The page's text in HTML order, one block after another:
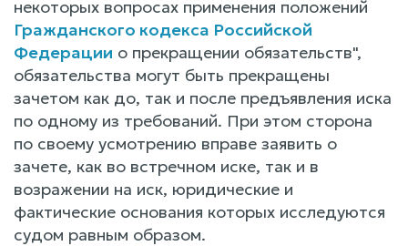
некоторых вопросах применения положений
Гражданского кодекса Российской
Федерации о прекращении обязательств",
обязательства могут быть прекращены
зачетом как до, так и после предъявления иска
по одному из требований. При этом сторона
по своему усмотрению вправе заявить о
зачете, как во встречном иске, так и в
возражении на иск, юридические и
фактические основания которых исследуются
судом равным образом.